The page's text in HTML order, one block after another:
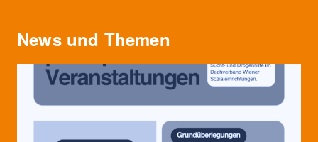
News und Themen